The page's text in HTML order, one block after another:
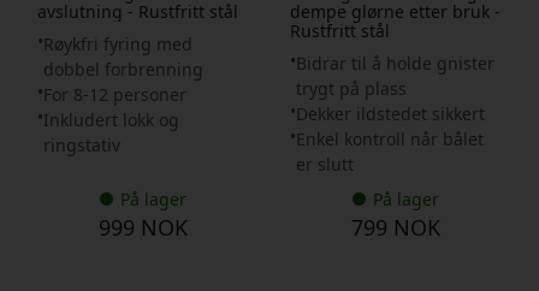
avslutning - Rustfritt stål
Røykfri fyring med
dobbel forbrenning
For 8-12 personer
Inkludert lokk og
ringstativ
På lager
999 NOK
dempe glørne etter bruk -
Rustfritt stål
Bidrar til å holde gnister
trygt på plass
Dekker ildstedet sikkert
Enkel kontroll når bålet
er slutt
På lager
799 NOK